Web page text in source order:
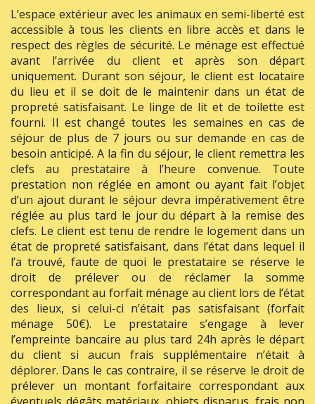
L’espace extérieur avec les animaux en semi-liberté est
accessible à tous les clients en libre accès et dans le
respect des règles de sécurité. Le ménage est effectué
avant l’arrivée du client et après son départ
uniquement. Durant son séjour, le client est locataire
du lieu et il se doit de le maintenir dans un état de
propreté satisfaisant. Le linge de lit et de toilette est
fourni. Il est changé toutes les semaines en cas de
séjour de plus de 7 jours ou sur demande en cas de
besoin anticipé. A la fin du séjour, le client remettra les
clefs au prestataire à l’heure convenue. Toute
prestation non réglée en amont ou ayant fait l’objet
d’un ajout durant le séjour devra impérativement être
réglée au plus tard le jour du départ à la remise des
clefs. Le client est tenu de rendre le logement dans un
état de propreté satisfaisant, dans l’état dans lequel il
l’a trouvé, faute de quoi le prestataire se réserve le
droit de prélever ou de réclamer la somme
correspondant au forfait ménage au client lors de l’état
des lieux, si celui-ci n’était pas satisfaisant (forfait
ménage 50€). Le prestataire s’engage à lever
l’empreinte bancaire au plus tard 24h après le départ
du client si aucun frais supplémentaire n’était à
déplorer. Dans le cas contraire, il se réserve le droit de
prélever un montant forfaitaire correspondant aux